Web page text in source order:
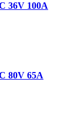
36V 100A
80V 65A